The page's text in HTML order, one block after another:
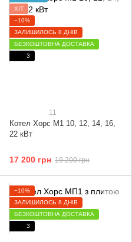
ХІТ
−10%
ЗАЛИШИЛОСЬ 8 ДНІВ
БЕЗКОШТОВНА ДОСТАВКА
3
11
Котел Хорс М1 10, 12, 14, 16,
22 кВт
17 200 грн 19 200 грн
−10%
ЗАЛИШИЛОСЬ 8 ДНІВ
БЕЗКОШТОВНА ДОСТАВКА
3